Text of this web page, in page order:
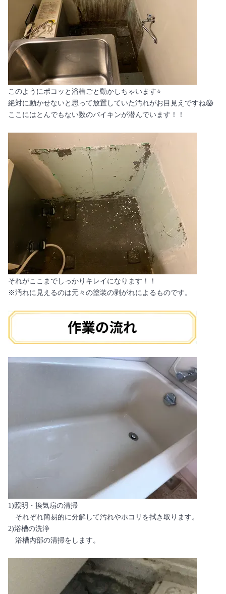
このようにポコッと浴槽ごと動かしちゃいます⭐
絶対に動かせないと思って放置していた汚れがお目見えですね😱
ここにはとんでもない数のバイキンが潜んでいます！！
それがここまでしっかりキレイになります！！
※汚れに見えるのは元々の塗装の剥がれによるものです。
1)照明・換気扇の清掃
それぞれ簡易的に分解して汚れやホコリを拭き取ります。
2)浴槽の洗浄
浴槽内部の清掃をします。